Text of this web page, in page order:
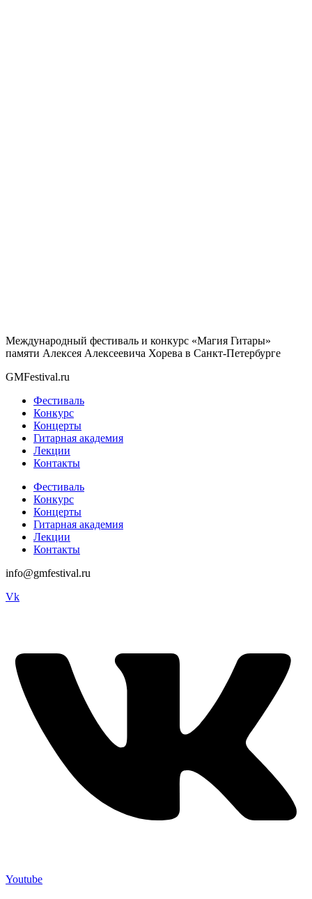
Международный фестиваль и конкурс «Магия Гитары»
памяти Алексея Алексеевича Хорева в Санкт-Петербурге
GMFestival.ru
Фестиваль
Конкурс
Концерты
Гитарная академия
Лекции
Контакты
Фестиваль
Конкурс
Концерты
Гитарная академия
Лекции
Контакты
info@gmfestival.ru
Vk
Youtube